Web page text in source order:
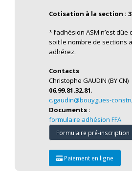
Cotisation à la section :
* l’adhésion ASM n’est
soit le nombre de sections
adhérez.
Contacts
Christophe GAUDIN (BY CN)
06.99.81.32.81.
c.gaudin@bouygues-
Documents :
formulaire adhésion FFA
Formulaire pré-inscription
Paiement en ligne